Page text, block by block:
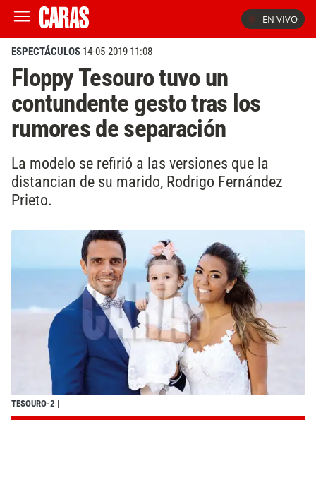
EN VIVO
ESPECTÁCULOS 14-05-2019 11:08
Floppy Tesouro tuvo un
contundente gesto tras los
rumores de separación
La modelo se refirió a las versiones que la
distancian de su marido, Rodrigo Fernández
Prieto.
TESOURO-2 |